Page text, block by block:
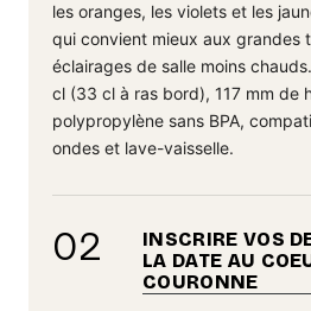
les oranges, les violets et les
qui convient mieux aux grandes
éclairages de salle moins
cl (33 cl à ras bord), 117 mm de
polypropylène sans BPA,
ondes et lave-vaisselle.
02
INSCRIRE VOS
LA DATE AU
COURONNE